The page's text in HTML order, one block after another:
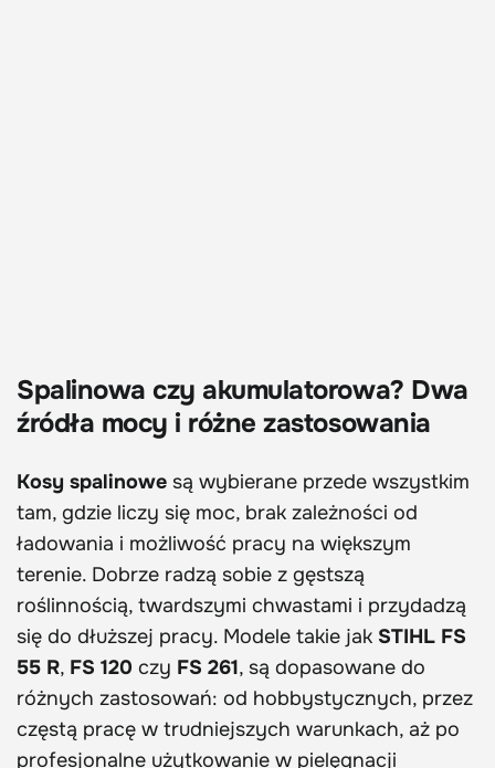
Spalinowa czy akumulatorowa? Dwa
źródła mocy i różne zastosowania
Kosy spalinowe są wybierane przede wszystkim
tam, gdzie liczy się moc, brak zależności od
ładowania i możliwość pracy na większym
terenie. Dobrze radzą sobie z gęstszą
roślinnością, twardszymi chwastami i przydadzą
się do dłuższej pracy. Modele takie jak STIHL FS
55 R, FS 120 czy FS 261, są dopasowane do
różnych zastosowań: od hobbystycznych, przez
częstą pracę w trudniejszych warunkach, aż po
profesjonalne użytkowanie w pielęgnacji